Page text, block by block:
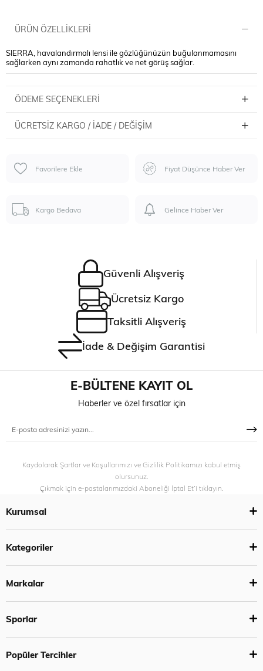
ÜRÜN ÖZELLIKLERI
SIERRA, havalandırmalı lensi ile gözlüğünüzün buğulanmamasını
sağlarken aynı zamanda rahatlık ve net görüş sağlar.
ÖDEME SEÇENEKLERI
ÜCRETSIZ KARGO / İADE / DEĞIŞIM
Favorilere Ekle Fiyat Düşünce Haber Ver
Kargo Bedava Gelince Haber Ver
Güvenli Alışveriş
Ücretsiz Kargo
Taksitli Alışveriş
İade & Değişim Garantisi
E-BÜLTENE KAYIT OL
Haberler ve özel fırsatlar için
Kaydolarak Şartlar ve Koşullarımızı ve Gizlilik Politikamızı kabul etmiş
olursunuz.
Çıkmak için e-postalarımızdaki Aboneliği İptal Et’i tıklayın.
Kurumsal
Kategoriler
Markalar
Sporlar
Popüler Tercihler